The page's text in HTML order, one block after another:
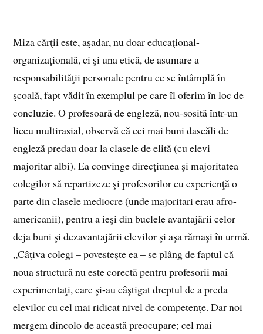
Miza cărţii este, aşadar, nu doar educaţional-
organizaţională, ci şi una etică, de asumare a
responsabilităţii personale pentru ce se întâmplă în
şcoală, fapt vădit în exemplul pe care îl oferim în loc de
concluzie. O profesoară de engleză, nou-sosită într-un
liceu multirasial, observă că cei mai buni dascăli de
engleză predau doar la clasele de elită (cu elevi
majoritar albi). Ea convinge direcţiunea şi majoritatea
colegilor să repartizeze şi profesorilor cu experienţă o
parte din clasele mediocre (unde majoritari erau afro-
americanii), pentru a ieşi din buclele avantajării celor
deja buni şi dezavantajării elevilor şi aşa rămaşi în urmă.
„Câţiva colegi – povesteşte ea – se plâng de faptul că
noua structură nu este corectă pentru profesorii mai
experimentaţi, care şi-au câştigat dreptul de a preda
elevilor cu cel mai ridicat nivel de competenţe. Dar noi
mergem dincolo de această preocupare; cel mai